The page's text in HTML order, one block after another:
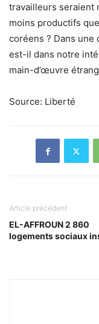
travailleurs seraient
moins productifs
coréens ? Dans une
est-il dans notre
main-d’œuvre
Source: Liberté
Article précédent
EL-AFFROUN 2 860
logements sociaux